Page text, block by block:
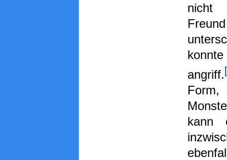
nicht
angriff.
kann